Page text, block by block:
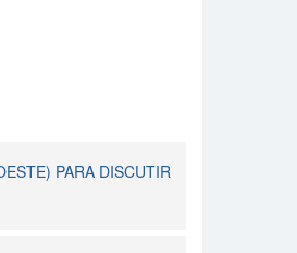
PARA DISCUTIR